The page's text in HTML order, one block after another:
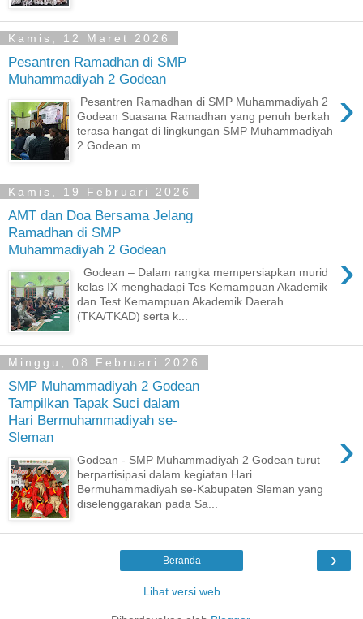
Kamis, 12 Maret 2026
Pesantren Ramadhan di SMP
Muhammadiyah 2 Godean
›
Pesantren Ramadhan di SMP Muhammadiyah 2
Godean Suasana Ramadhan yang penuh berkah
terasa hangat di lingkungan SMP Muhammadiyah
2 Godean m...
Kamis, 19 Februari 2026
AMT dan Doa Bersama Jelang
Ramadhan di SMP
Muhammadiyah 2 Godean
›
Godean – Dalam rangka mempersiapkan murid
kelas IX menghadapi Tes Kemampuan Akademik
dan Test Kemampuan Akademik Daerah
(TKA/TKAD) serta k...
Minggu, 08 Februari 2026
SMP Muhammadiyah 2 Godean
Tampilkan Tapak Suci dalam
Hari Bermuhammadiyah se-
Sleman
›
Godean - SMP Muhammadiyah 2 Godean turut
berpartisipasi dalam kegiatan Hari
Bermuhammadiyah se-Kabupaten Sleman yang
diselenggarakan pada Sa...
›
Beranda
Lihat versi web